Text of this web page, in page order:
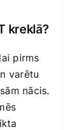
kreklā?
pirms
varētu
nācis.